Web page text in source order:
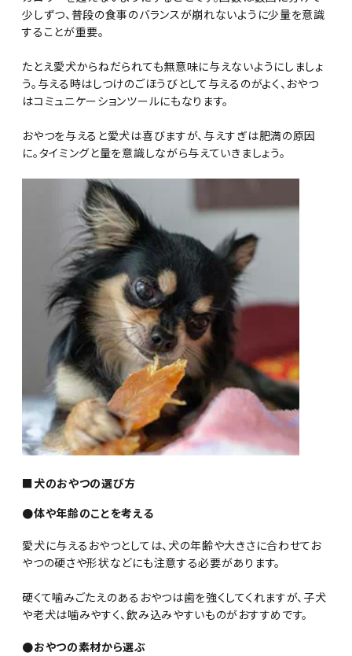
少しずつ、普段の食事のバランスが崩れないように少量を意識
することが重要。
たとえ愛犬からねだられても無意味に与えないようにしましょ
う。与える時はしつけのごほうびとして与えるのがよく、おやつ
はコミュニケーションツールにもなります。
おやつを与えると愛犬は喜びますが、与えすぎは肥満の原因
に。タイミングと量を意識しながら与えていきましょう。
■犬のおやつの選び方
●体や年齢のことを考える
愛犬に与えるおやつとしては、犬の年齢や大きさに合わせてお
やつの硬さや形状などにも注意する必要があります。
硬くて噛みごたえのあるおやつは歯を強くしてくれますが、子犬
や老犬は噛みやすく、飲み込みやすいものがおすすめです。
●おやつの素材から選ぶ